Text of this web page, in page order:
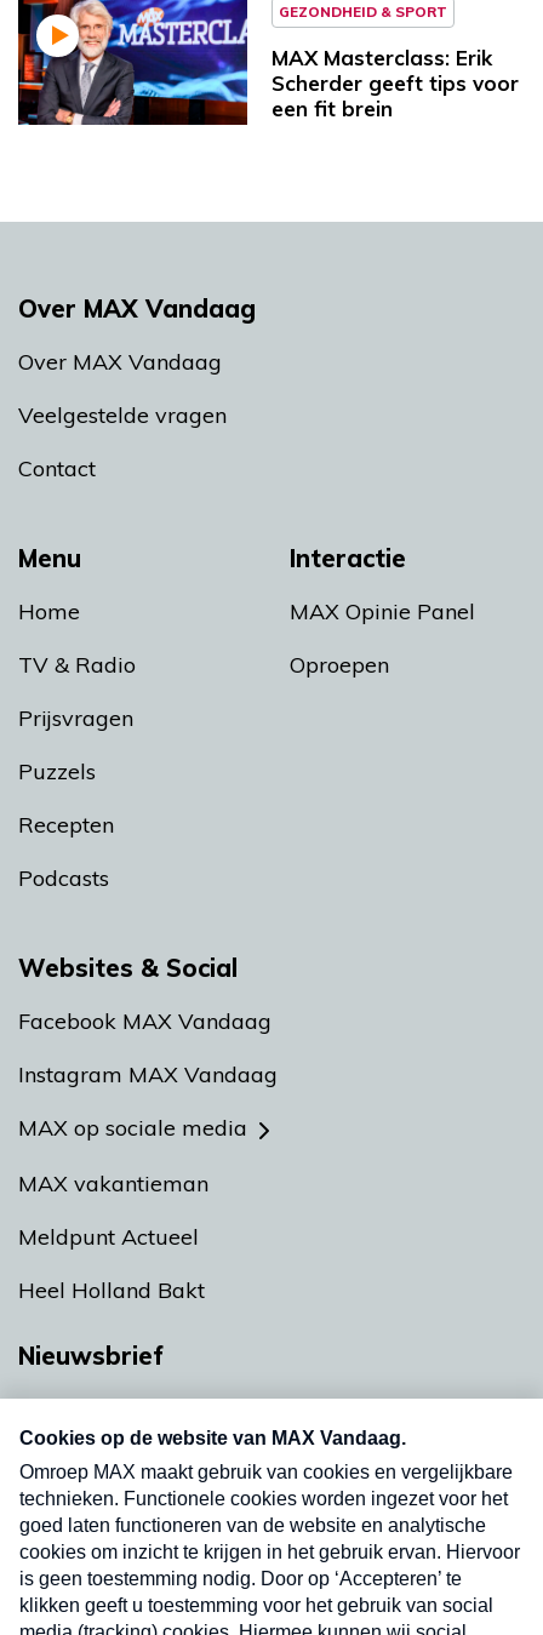
GEZONDHEID & SPORT
MAX Masterclass: Erik
Scherder geeft tips voor
een fit brein
Menu
Home
TV & Radio
Prijsvragen
Puzzels
Recepten
Podcasts
Interactie
MAX Opinie Panel
Oproepen
Over MAX Vandaag
Over MAX Vandaag
Veelgestelde vragen
Contact
Websites & Social
Facebook MAX Vandaag
Instagram MAX Vandaag
MAX op sociale media
MAX vakantieman
Meldpunt Actueel
Heel Holland Bakt
Nieuwsbrief
nieuwsbrief. Elke vrijdag- en dinsdagochtend in
uw mailbox.
Verzend